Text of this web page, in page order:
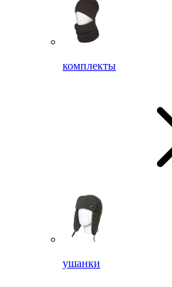
комплекты
ушанки